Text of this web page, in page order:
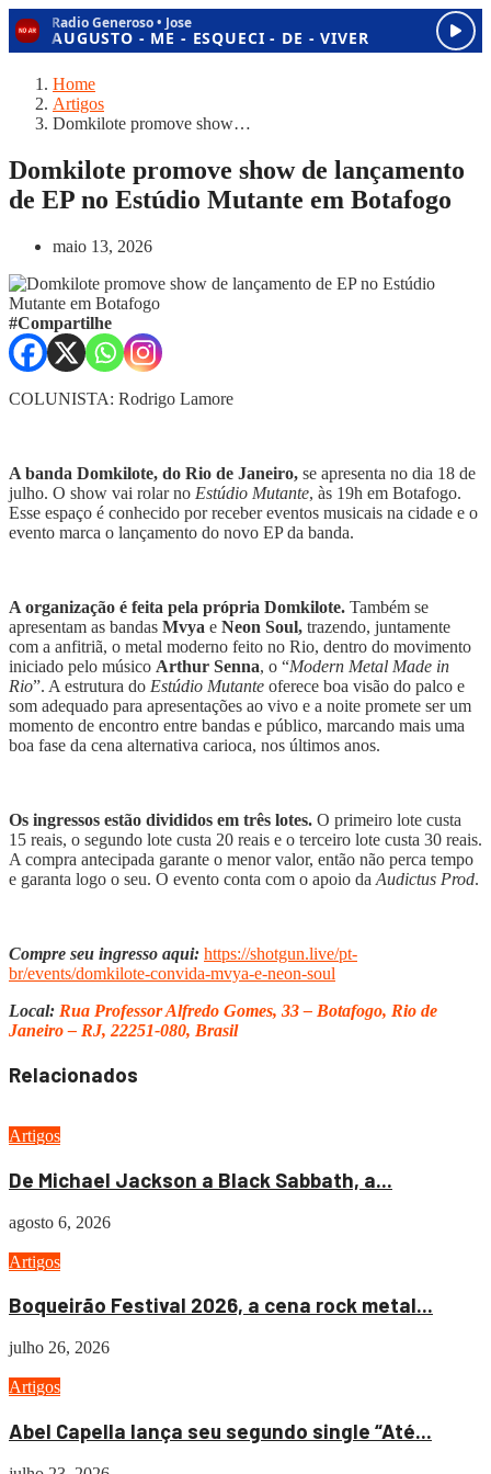
Home
Artigos
Domkilote promove show…
Domkilote promove show de lançamento
de EP no Estúdio Mutante em Botafogo
maio 13, 2026
#Compartilhe
COLUNISTA: Rodrigo Lamore
A banda Domkilote, do Rio de Janeiro, se apresenta no dia 18 de
julho. O show vai rolar no Estúdio Mutante, às 19h em Botafogo.
Esse espaço é conhecido por receber eventos musicais na cidade e o
evento marca o lançamento do novo EP da banda.
A organização é feita pela própria Domkilote. Também se
apresentam as bandas Mvya e Neon Soul, trazendo, juntamente
com a anfitriã, o metal moderno feito no Rio, dentro do movimento
iniciado pelo músico Arthur Senna, o “Modern Metal Made in
Rio”. A estrutura do Estúdio Mutante oferece boa visão do palco e
som adequado para apresentações ao vivo e a noite promete ser um
momento de encontro entre bandas e público, marcando mais uma
boa fase da cena alternativa carioca, nos últimos anos.
Os ingressos estão divididos em três lotes. O primeiro lote custa
15 reais, o segundo lote custa 20 reais e o terceiro lote custa 30 reais.
A compra antecipada garante o menor valor, então não perca tempo
e garanta logo o seu. O evento conta com o apoio da Audictus Prod.
Compre seu ingresso aqui: https://shotgun.live/pt-
br/events/domkilote-convida-mvya-e-neon-soul
Local: Rua Professor Alfredo Gomes, 33 – Botafogo, Rio de
Janeiro – RJ, 22251-080, Brasil
Relacionados
Artigos
De Michael Jackson a Black Sabbath, a...
agosto 6, 2026
Artigos
Boqueirão Festival 2026, a cena rock metal...
julho 26, 2026
Artigos
Abel Capella lança seu segundo single “Até...